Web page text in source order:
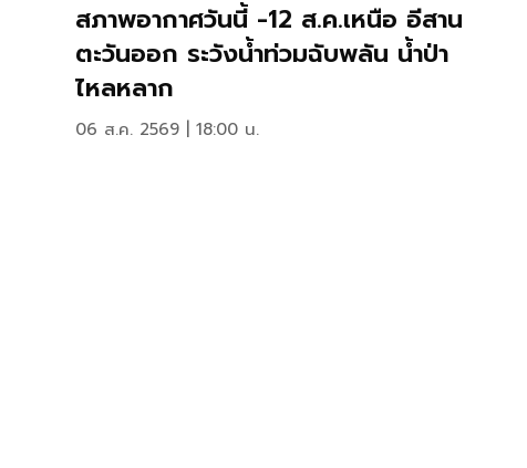
สภาพอากาศวันนี้ -12 ส.ค.เหนือ อีสาน
ตะวันออก ระวังน้ำท่วมฉับพลัน น้ำป่า
ไหลหลาก
06 ส.ค. 2569 | 18:00 น.